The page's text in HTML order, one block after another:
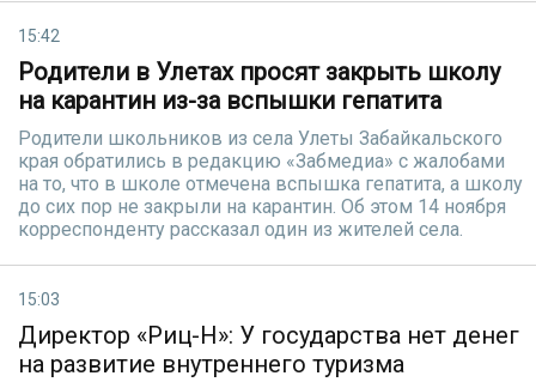
15:42
Родители в Улетах просят закрыть школу
на карантин из-за вспышки гепатита
Родители школьников из села Улеты Забайкальского
края обратились в редакцию «Забмедиа» с жалобами
на то, что в школе отмечена вспышка гепатита, а школу
до сих пор не закрыли на карантин. Об этом 14 ноября
корреспонденту рассказал один из жителей села.
15:03
Директор «Риц-Н»: У государства нет денег
на развитие внутреннего туризма